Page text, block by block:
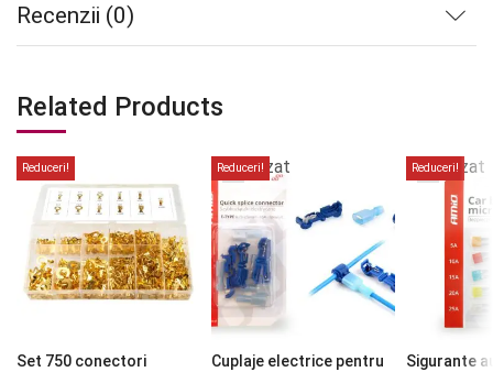
Recenzii (0)
Related Products
Reduceri!
Set 750 conectori
Reduceri!
epuizat
Cuplaje electrice pentru
Reduceri!
epuizat
Sigurante